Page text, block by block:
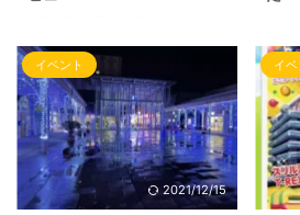
たイラストレーターさんが 秋田
市に来るという情報をもらい今回
そのイベントが行われる場所へ伺
って来ました！ その会いたかっ
たイラストレーターさんのイラス
トがとても好きで 前から女性の
描き方、陰影の具合、表情、独創
的な絵が気になっておりました。
ブロ
回
公開
飲食
ン・
た。
け、
こと
イベント
2021/12/15
イベ